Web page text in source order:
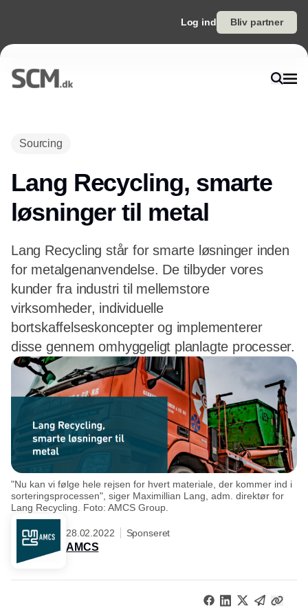
Log ind Bliv partner
Sourcing
Lang Recycling, smarte
løsninger til metal
Lang Recycling står for smarte løsninger inden
for metalgenanvendelse. De tilbyder vores
kunder fra industri til mellemstore
virksomheder, individuelle
bortskaffelseskoncepter og implementerer
disse gennem omhyggeligt planlagte processer.
"Nu kan vi følge hele rejsen for hvert materiale, der kommer ind i
sorteringsprocessen", siger Maximillian Lang, adm. direktør for
Lang Recycling. Foto: AMCS Group.
28.02.2022 Sponseret
AMCS